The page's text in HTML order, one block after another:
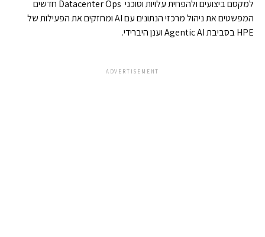
למקסם ביצועים ולהפחית עלויות וסוכני Datacenter Ops חדשים
המפשטים את ניהול מרכזי הנתונים עם AI ומחזקים את הפעילות של
HPE בסביבת Agentic AI וענן היברידי.
ADVERTISEMENT